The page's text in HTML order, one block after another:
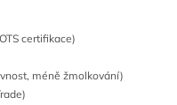
certifikace)
méně žmolkování)